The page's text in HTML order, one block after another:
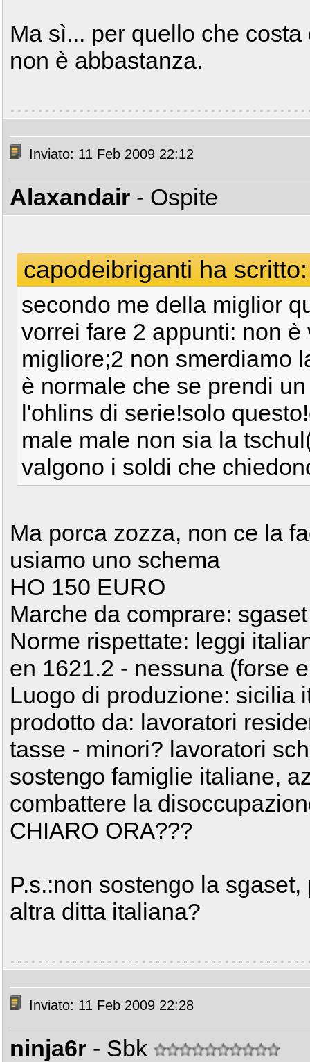
Ma sì... per quello che
non è abbastanza.
Inviato: 11 Feb 2009 22:12
Alaxandair - Ospite
capodeibriganti ha scritto:
secondo me della miglior
vorrei fare 2 appunti: non
migliore;2 non smerdiamo
è normale che se prendi
l'ohlins di serie!solo
male male non sia la
valgono i soldi che
Ma porca zozza, non ce la
usiamo uno schema
HO 150 EURO
Marche da comprare:
Norme rispettate: leggi
en 1621.2 - nessuna (forse
Luogo di produzione: sicilia
prodotto da: lavoratori
tasse - minori? lavoratori
sostengo famiglie italiane,
combattere la
CHIARO ORA???
P.s.:non sostengo la
altra ditta italiana?
Inviato: 11 Feb 2009 22:28
ninja6r - Sbk